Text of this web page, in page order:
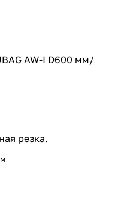
AW-I D600 мм/
резка.